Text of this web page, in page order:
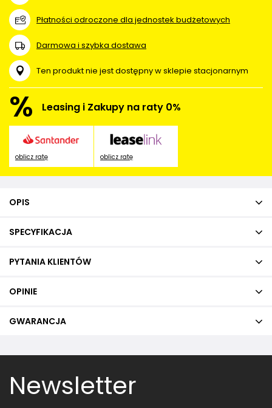
Płatności odroczone dla jednostek budżetowych
Darmowa i szybka dostawa
Ten produkt nie jest dostępny w sklepie stacjonarnym
% Leasing i Zakupy na raty 0%
oblicz ratę oblicz ratę
OPIS
SPECYFIKACJA
PYTANIA KLIENTÓW
OPINIE
GWARANCJA
Newsletter